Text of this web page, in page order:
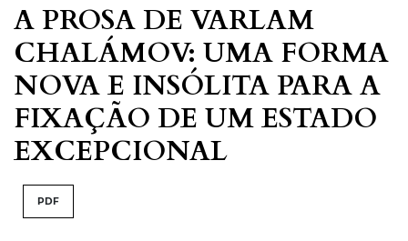
A PROSA DE VARLAM
CHALÁMOV: UMA FORMA
NOVA E INSÓLITA PARA A
FIXAÇÃO DE UM ESTADO
EXCEPCIONAL
PDF